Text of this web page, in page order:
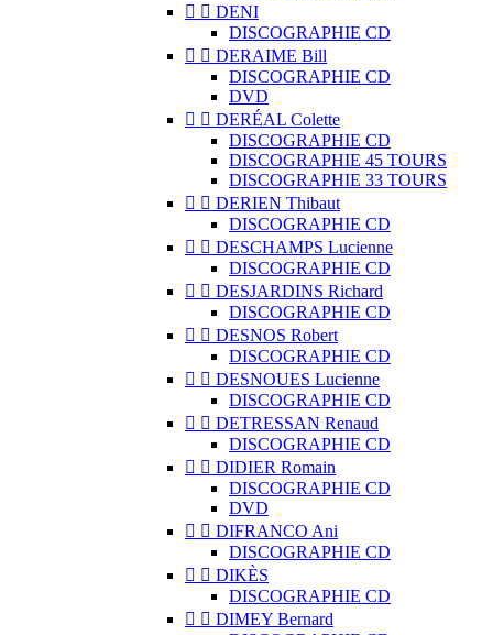
  DENI
DISCOGRAPHIE CD
  DERAIME Bill
DISCOGRAPHIE CD
DVD
  DERÉAL Colette
DISCOGRAPHIE CD
DISCOGRAPHIE 45 TOURS
DISCOGRAPHIE 33 TOURS
  DERIEN Thibaut
DISCOGRAPHIE CD
  DESCHAMPS Lucienne
DISCOGRAPHIE CD
  DESJARDINS Richard
DISCOGRAPHIE CD
  DESNOS Robert
DISCOGRAPHIE CD
  DESNOUES Lucienne
DISCOGRAPHIE CD
  DETRESSAN Renaud
DISCOGRAPHIE CD
  DIDIER Romain
DISCOGRAPHIE CD
DVD
  DIFRANCO Ani
DISCOGRAPHIE CD
  DIKÈS
DISCOGRAPHIE CD
  DIMEY Bernard